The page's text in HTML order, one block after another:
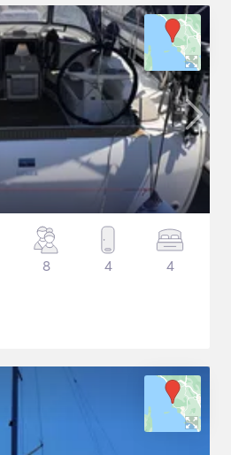
8 4 4